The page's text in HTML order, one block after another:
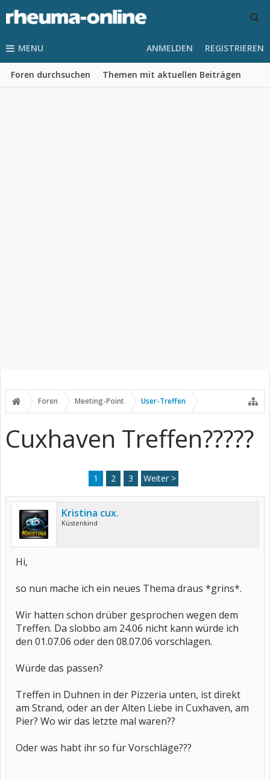
MENU
Foren durchsuchen Themen mit aktuellen Beiträgen
ANMELDEN REGISTRIEREN
Foren Meeting-Point User-Treffen
Cuxhaven Treffen?????
1 2 3 Weiter >
Kristina cux.
Küstenkind
Hi,
so nun mache ich ein neues Thema draus *grins*.
Wir hatten schon drüber gesprochen wegen dem
Treffen. Da slobbo am 24.06 nicht kann würde ich
den 01.07.06 oder den 08.07.06 vorschlagen.
Würde das passen?
Treffen in Duhnen in der Pizzeria unten, ist direkt
am Strand, oder an der Alten Liebe in Cuxhaven, am
Pier? Wo wir das letzte mal waren??
Oder was habt ihr so für Vorschläge???